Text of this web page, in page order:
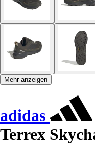
Mehr anzeigen
adidas
Terrex